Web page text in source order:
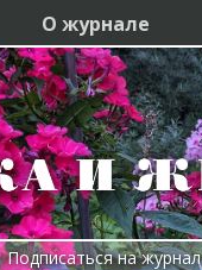
О журнале
Подписаться на журнал